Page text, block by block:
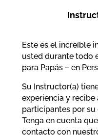
Este es el increíble
usted durante todo
para Papás – en
Su Instructor(a)
experiencia y
participantes por
Tenga en cuenta
contacto con